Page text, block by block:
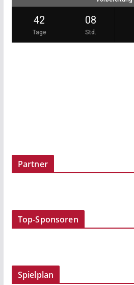
42
Tage
08
Std.
Partner
Top-Sponsoren
Spielplan